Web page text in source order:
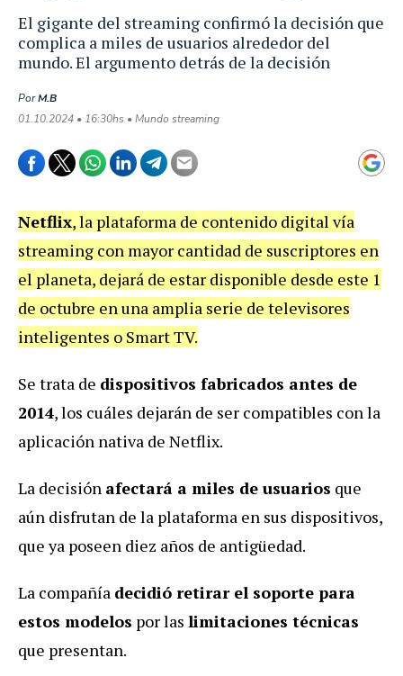
El gigante del streaming confirmó la decisión que
complica a miles de usuarios alrededor del
mundo. El argumento detrás de la decisión
PorM.B
01.10.2024 • 16:30hs • Mundo streaming
Netflix, la plataforma de contenido digital vía
streaming con mayor cantidad de suscriptores en
el planeta, dejará de estar disponible desde este 1
de octubre en una amplia serie de televisores
inteligentes o Smart TV.
Se trata de dispositivos fabricados antes de
2014, los cuáles dejarán de ser compatibles con la
aplicación nativa de Netflix.
La decisión afectará a miles de usuarios que
aún disfrutan de la plataforma en sus dispositivos,
que ya poseen diez años de antigüedad.
La compañía decidió retirar el soporte para
estos modelos por las limitaciones técnicas
que presentan.